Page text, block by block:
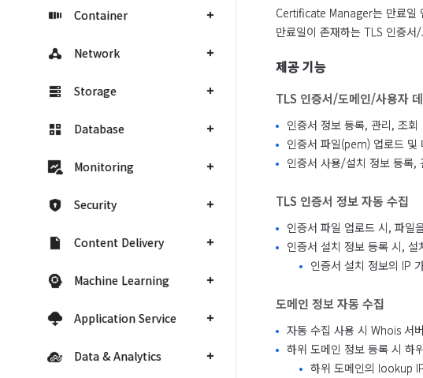
Container
Network
Storage
Database
Monitoring
Security
Content Delivery
Machine Learning
Application Service
Data & Analytics
Certificate Manager는 만료일
만료일이 존재하는 TLS 인증
제공 기능
TLS 인증서/도메인/사용자
인증서 정보 등록, 관리, 조회
인증서 파일(pem) 업로드 및
인증서 사용/설치 정보 등록,
TLS 인증서 정보 자동 수집
인증서 파일 업로드 시, 파일
인증서 설치 정보 등록 시,
인증서 설치 정보의 IP
도메인 정보 자동 수집
자동 수집 사용 시 Whois 서
하위 도메인 정보 등록 시 하
하위 도메인의 lookup